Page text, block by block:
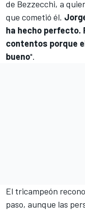
de Bezzecchi, a
que cometió él.
ha hecho perfecto.
contentos porque
bueno".
El tricampeón
paso, aunque las